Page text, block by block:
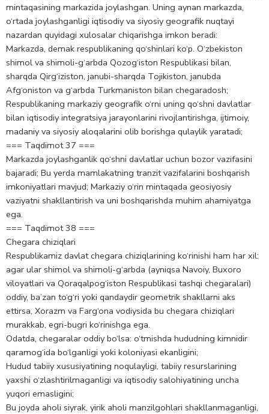
mintaqasining markazida joylashgan. Uning aynan markazda,
o‘rtada joylashganligi iqtisodiy va siyosiy geografik nuqtayi
nazardan quyidagi xulosalar chiqarishga imkon beradi:
Markazda, demak respublikaning qo‘shinlari ko‘p. O‘zbekiston
shimol va shimoli-g‘arbda Qozog‘iston Respublikasi bilan,
sharqda Qirg‘iziston, janubi-sharqda Tojikiston, janubda
Afg‘oniston va g‘arbda Turkmaniston bilan chegaradosh;
Respublikaning markaziy geografik o‘rni uning qo‘shni davlatlar
bilan iqtisodiy integratsiya jarayonlarini rivojlantirishga, ijtimoiy,
madaniy va siyosiy aloqalarini olib borishga qulaylik yaratadi;
=== Taqdimot 37 ===
Markazda joylashganlik qo‘shni davlatlar uchun bozor vazifasini
bajaradi; Bu yerda mamlakatning tranzit vazifalarini boshqarish
imkoniyatlari mavjud; Markaziy o‘rin mintaqada geosiyosiy
vaziyatni shakllantirish va uni boshqarishda muhim ahamiyatga
ega.
=== Taqdimot 38 ===
Chegara chiziqlari
Respublikamiz davlat chegara chiziqlarining ko‘rinishi ham har xil:
agar ular shimol va shimoli-g‘arbda (ayniqsa Navoiy, Buxoro
viloyatlari va Qoraqalpog‘iston Respublikasi tashqi chegaralari)
oddiy, ba’zan to‘g‘ri yoki qandaydir geometrik shakllarni aks
ettirsa, Xorazm va Farg‘ona vodiysida bu chegara chiziqlari
murakkab, egri-bugri ko‘rinishga ega.
Odatda, chegaralar oddiy bo‘lsa: o‘tmishda hududning kimnidir
qaramog‘ida bo‘lganligi yoki koloniyasi ekanligini;
Hudud tabiiy xususiyatining noqulayligi, tabiiy resurslarining
yaxshi o‘zlashtirilmaganligi va iqtisodiy salohiyatining uncha
yuqori emasligini;
Bu joyda aholi siyrak, yirik aholi manzilgohlari shakllanmaganligi,